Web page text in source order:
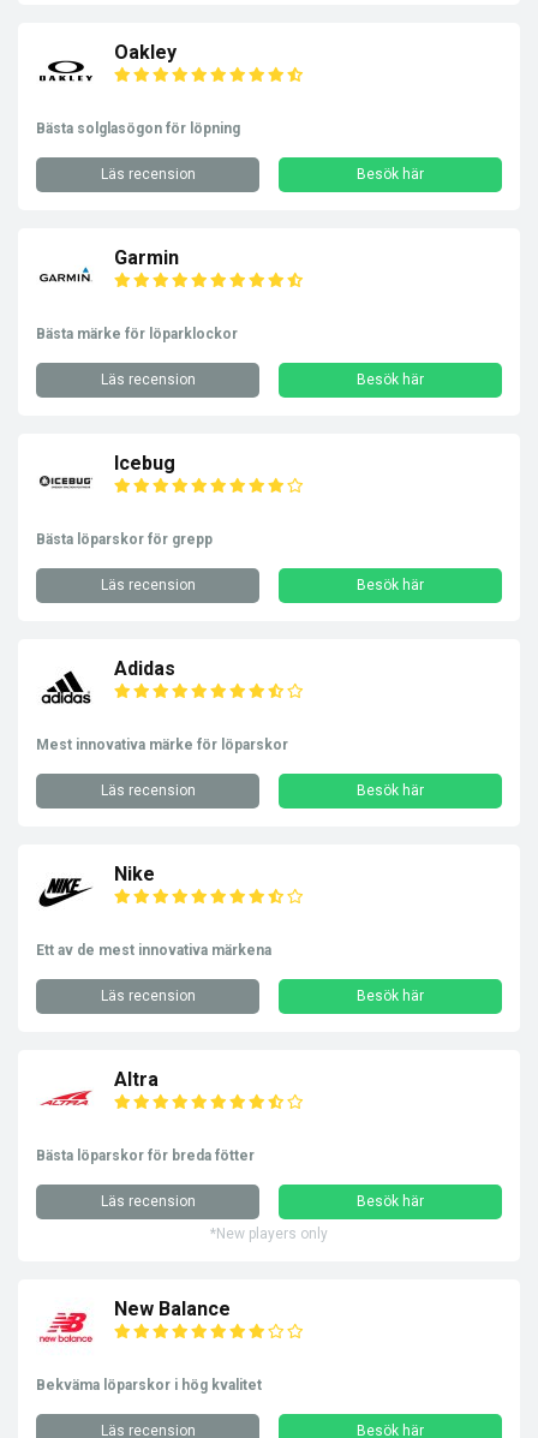
Oakley
Bästa solglasögon för löpning
Läs recension Besök här
Garmin
Bästa märke för löparklockor
Läs recension Besök här
Icebug
Bästa löparskor för grepp
Läs recension Besök här
Adidas
Mest innovativa märke för löparskor
Läs recension Besök här
Nike
Ett av de mest innovativa märkena
Läs recension Besök här
Altra
Bästa löparskor för breda fötter
Läs recension
Besök här
*New players only
New Balance
Bekväma löparskor i hög kvalitet
Läs recension Besök här